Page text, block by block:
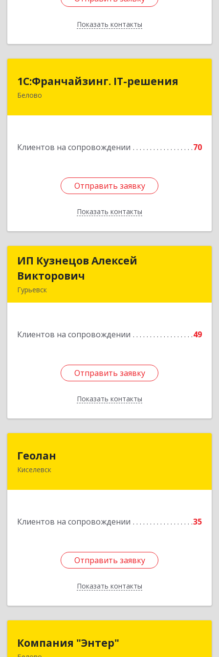
Показать контакты
Назад
1С:Франчайзинг. IT-решения
Белово
Клиентов на сопровождении 70
Отправить заявку
Показать контакты
1С:Франчайзинг. IT-решения
Отправить заявку
Назад
ИП Кузнецов Алексей
Викторович
Гурьевск
Клиентов на сопровождении 49
Отправить заявку
Показать контакты
ИП Кузнецов Алексей
Подробнее
Отправить заявку
Назад
Геолан
Киселевск
Клиентов на сопровождении 35
Отправить заявку
Показать контакты
Отправить заявку
Назад
Компания "Энтер"